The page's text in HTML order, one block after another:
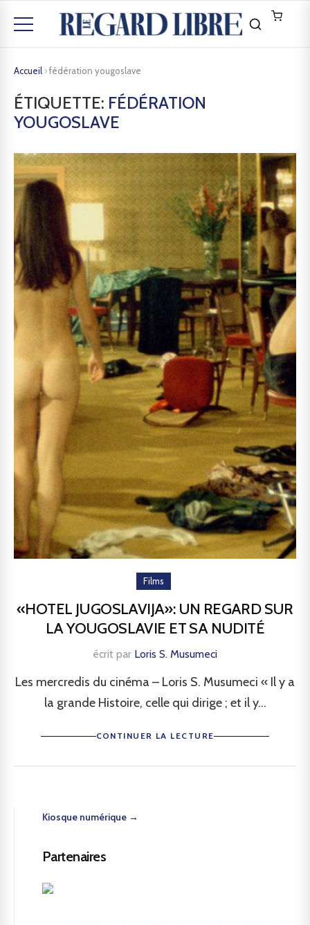
Accueil ›fédération yougoslave
ÉTIQUETTE: FÉDÉRATION
YOUGOSLAVE
Films
«HOTEL JUGOSLAVIJA»: UN REGARD SUR
LA YOUGOSLAVIE ET SA NUDITÉ
écrit par Loris S. Musumeci
Les mercredis du cinéma – Loris S. Musumeci « Il y a
la grande Histoire, celle qui dirige ; et il y...
CONTINUER LA LECTURE
Kiosque numérique →
Partenaires